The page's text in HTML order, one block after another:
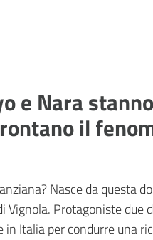
e Nara
il
Nasce da questa
Protagoniste due
in Italia per condurre una